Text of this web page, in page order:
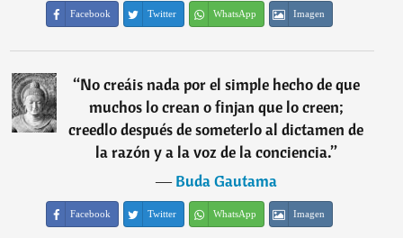
Facebook Twitter WhatsApp Imagen
“No creáis nada por el simple hecho de que
muchos lo crean o finjan que lo creen;
creedlo después de someterlo al dictamen de
la razón y a la voz de la conciencia.”
―Buda Gautama
Facebook Twitter WhatsApp Imagen